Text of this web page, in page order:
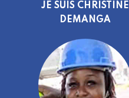
JE SUIS CHRISTINE
DEMANGA